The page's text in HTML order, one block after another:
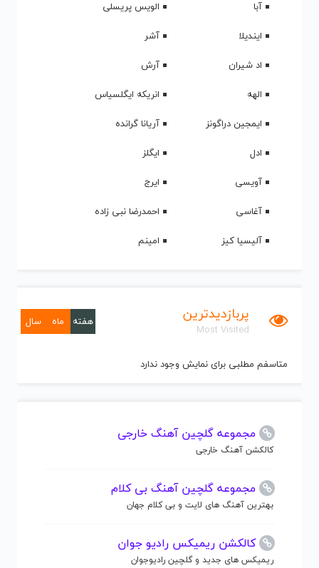
آبا
الویس پریسلی
ایندیلا
آشر
اد شیران
آرش
الهه
انریکه ایگلسیاس
ایمجین دراگونز
آریانا گرانده
ادل
ایگلز
آویسی
ایرج
آغاسی
احمدرضا نبی زاده
آلیسیا کیز
امینم
پربازدیدترین
Most Visited
هفته ماه سال
متاسفم مطلبی برای نمایش وجود ندارد
مجموعه گلچین آهنگ خارجی
کالکشن آهنگ خارجی
مجموعه گلچین آهنگ بی کلام
بهترین آهنگ های لایت و بی کلام جهان
کالکشن ریمیکس رادیو جوان
ریمیکس های جدید و گلچین رادیوجوان